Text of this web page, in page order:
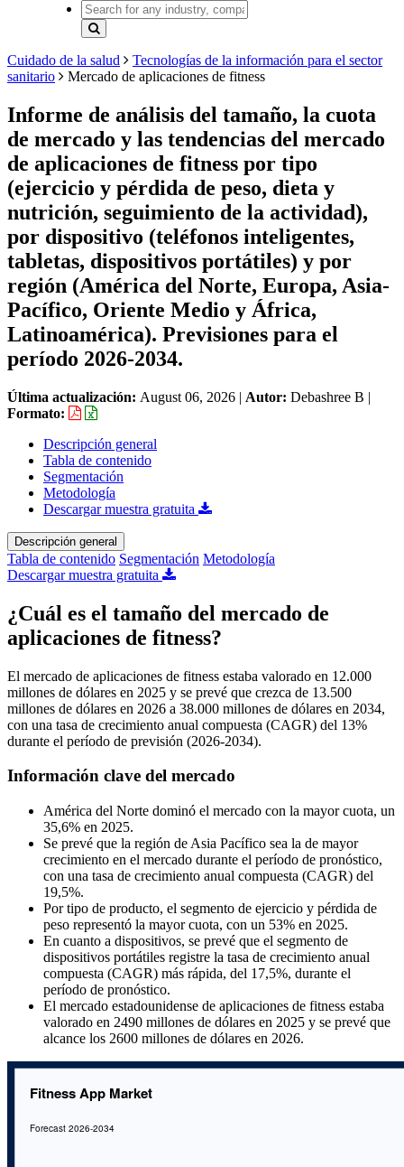
Cuidado de la salud
Tecnologías de la información para el sector
sanitario
Mercado de aplicaciones de fitness
Informe de análisis del tamaño, la cuota
de mercado y las tendencias del mercado
de aplicaciones de fitness por tipo
(ejercicio y pérdida de peso, dieta y
nutrición, seguimiento de la actividad),
por dispositivo (teléfonos inteligentes,
tabletas, dispositivos portátiles) y por
región (América del Norte, Europa, Asia-
Pacífico, Oriente Medio y África,
Latinoamérica). Previsiones para el
período 2026-2034.
Última actualización: August 06, 2026 | Autor: Debashree B |
Formato:
Descripción general
Tabla de contenido
Segmentación
Metodología
Descargar muestra gratuita
Descripción general
Tabla de contenido Segmentación Metodología
Descargar muestra gratuita
¿Cuál es el tamaño del mercado de
aplicaciones de fitness?
El mercado de aplicaciones de fitness estaba valorado en 12.000
millones de dólares en 2025 y se prevé que crezca de 13.500
millones de dólares en 2026 a 38.000 millones de dólares en 2034,
con una tasa de crecimiento anual compuesta (CAGR) del 13%
durante el período de previsión (2026-2034).
Información clave del mercado
América del Norte dominó el mercado con la mayor cuota, un
35,6% en 2025.
Se prevé que la región de Asia Pacífico sea la de mayor
crecimiento en el mercado durante el período de pronóstico,
con una tasa de crecimiento anual compuesta (CAGR) del
19,5%.
Por tipo de producto, el segmento de ejercicio y pérdida de
peso representó la mayor cuota, con un 53% en 2025.
En cuanto a dispositivos, se prevé que el segmento de
dispositivos portátiles registre la tasa de crecimiento anual
compuesta (CAGR) más rápida, del 17,5%, durante el
período de pronóstico.
El mercado estadounidense de aplicaciones de fitness estaba
valorado en 2490 millones de dólares en 2025 y se prevé que
alcance los 2600 millones de dólares en 2026.